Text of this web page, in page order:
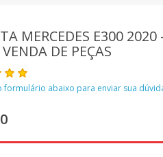
MERCEDES E300
DE PEÇAS
formulário abaixo para enviar sua